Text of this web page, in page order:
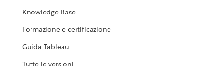
Knowledge Base
Formazione e certificazione
Guida Tableau
Tutte le versioni